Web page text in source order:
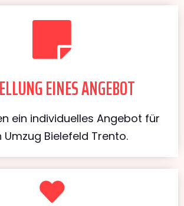
EINES ANGEBOT
ein individuelles Angebot für
Umzug Bielefeld Trento.